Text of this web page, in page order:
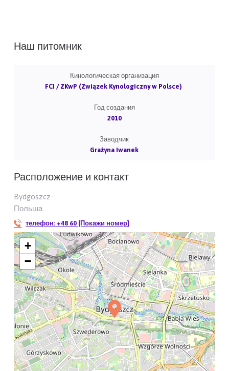
Наш питомник
Кинологическая организация
FCI / ZKwP (Związek Kynologiczny w Polsce)
Год создания
2010
Заводчик
Grażyna Iwanek
Расположение и контакт
Bydgoszcz
Польша
телефон: +48 60 [Покажи номер]
+
−